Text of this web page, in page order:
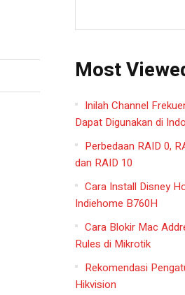
Most
Inilah Channel
Dapat Digunakan di
Perbedaan RAID 0,
dan RAID 10
Cara Install Disney
Indiehome B760H
Cara Blokir Mac
Rules di Mikrotik
Rekomendasi
Hikvision